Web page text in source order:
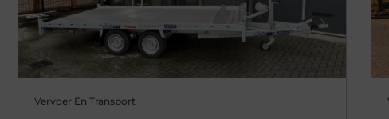
Vervoer En Transport